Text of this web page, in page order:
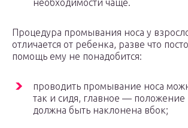
необходимости чаще.
Процедура промывания носа у
отличается от ребенка, разве что
помощь ему не понадобится:
проводить промывание носа
так и сидя, главное — положение
должна быть наклонена вбок;